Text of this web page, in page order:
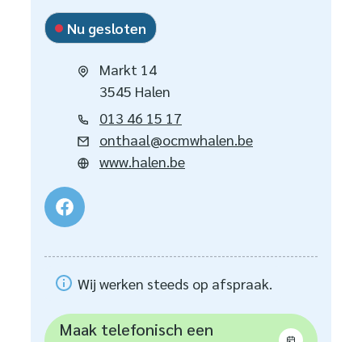
Nu gesloten
Adres
Markt 14
,3545 Halen
013 46 15 17
E-mail
onthaal@ocmwhalen.be
Website www.halen.be
Facebook
Wij werken steeds op afspraak.
Maak telefonisch een